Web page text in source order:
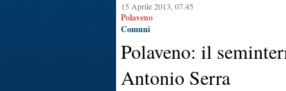
15 Aprile 2013, 07.45
Polaveno
Comuni
Polaveno: il
Antonio Serra